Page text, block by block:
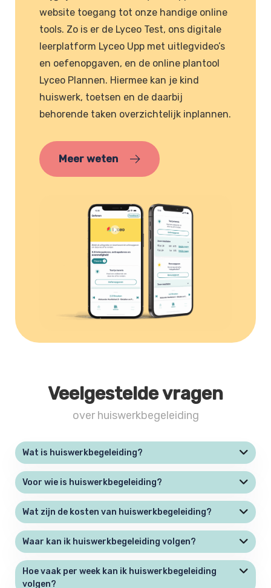
website toegang tot onze handige online
tools. Zo is er de Lyceo Test, ons digitale
leerplatform Lyceo Upp met uitlegvideo’s
en oefenopgaven, en de online plantool
Lyceo Plannen. Hiermee kan je kind
huiswerk, toetsen en de daarbij
behorende taken overzichtelijk inplannen.
Meer weten
Veelgestelde vragen
over huiswerkbegeleiding
Wat is huiswerkbegeleiding?
Voor wie is huiswerkbegeleiding?
Wat zijn de kosten van huiswerkbegeleiding?
Waar kan ik huiswerkbegeleiding volgen?
Hoe vaak per week kan ik huiswerkbegeleiding
volgen?